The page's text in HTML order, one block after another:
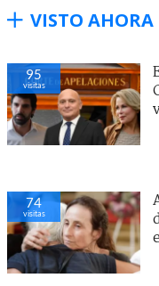
VISTO AHORA
95
visitas
74
visitas